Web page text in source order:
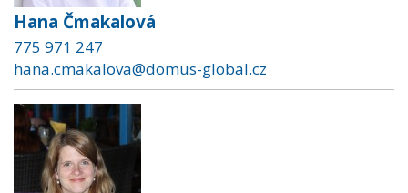
Hana Čmakalová
775 971 247
hana.cmakalova@domus-global.cz